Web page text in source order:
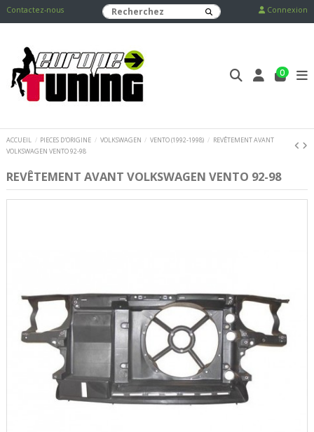
Contactez-nous Connexion
0
ACCUEIL PIECES D'ORIGINE VOLKSWAGEN VENTO (1992-1998)
REVÊTEMENT AVANT
VOLKSWAGEN VENTO 92-98
REVÊTEMENT AVANT VOLKSWAGEN VENTO 92-98